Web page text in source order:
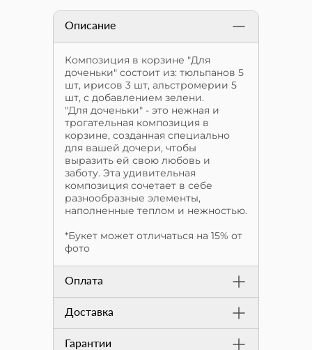
Описание
Композиция в корзине "Для
доченьки" состоит из: тюльпанов 5
шт, ирисов 3 шт, альстромерии 5
шт, с добавлением зелени.
"Для доченьки" - это нежная и
трогательная композиция в
корзине, созданная специально
для вашей дочери, чтобы
выразить ей свою любовь и
заботу. Эта удивительная
композиция сочетает в себе
разнообразные элементы,
наполненные теплом и нежностью.
*Букет может отличаться на 15% от
фото
Оплата
Доставка
Гарантии